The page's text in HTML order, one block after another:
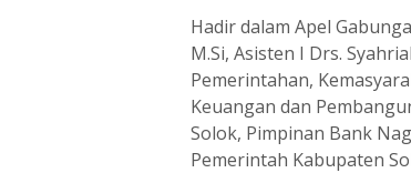
Hadir dalam Apel
M.Si, Asisten I Drs.
Pemerintahan,
Keuangan dan
Solok, Pimpinan Bank
Pemerintah Kabupaten